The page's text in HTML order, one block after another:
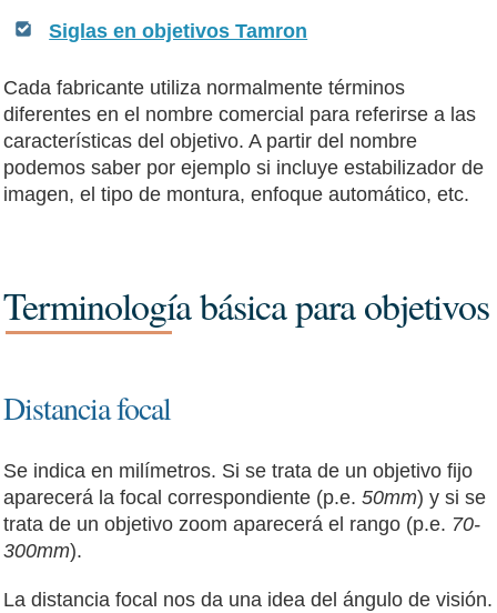
Siglas en objetivos Tamron
Cada fabricante utiliza normalmente términos
diferentes en el nombre comercial para referirse a las
características del objetivo. A partir del nombre
podemos saber por ejemplo si incluye estabilizador de
imagen, el tipo de montura, enfoque automático, etc.
Terminología básica para objetivos
Distancia focal
Se indica en milímetros. Si se trata de un objetivo fijo
aparecerá la focal correspondiente (p.e.50mm) y si se
trata de un objetivo zoom aparecerá el rango (p.e. 70-
300mm).
La distancia focal nos da una idea del ángulo de visión.